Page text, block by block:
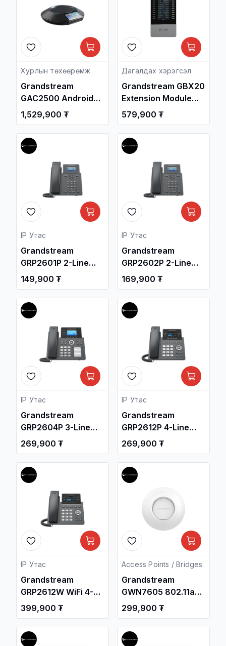
Хурлын төхөөрөмж
Grandstream
GAC2500 Android
Enterprise
Conference Phone /
Видео Хурлын
Систем /
1,529,900 ₮
Дагалдах хэрэгсэл
Grandstream GBX20
Extension Module
for GXV3350 &
GRP2615 / Дотуур
Суурин утас /
579,900 ₮
IP Утас
Grandstream
GRP2601P 2-Line
Essential IP Phone
with POE / Дотуур
Суурин утас /
149,900 ₮
IP Утас
Grandstream
GRP2602P 2-Line
Essential IP Phone
with POE / Дотуур
Суурин утас /
169,900 ₮
IP Утас
Grandstream
GRP2604P 3-Line
Essential IP Phone
with POE / Дотуур
Суурин утас /
269,900 ₮
IP Утас
Grandstream
GRP2612P 4-Line
Carrier-Grade IP
Phone with POE /
Дотуур Суурин
утас /
269,900 ₮
IP Утас
Grandstream
GRP2612W WiFi 4-
Line Carrier-Grade
IP Phone / Дотуур
Суурин утас /
399,900 ₮
Access Points / Bridges
Grandstream
GWN7605 802.11ac
Wave 2 2x2:2
Access Point /
Утасгүй цацагч
төхөөрөмж ,
299,900 ₮